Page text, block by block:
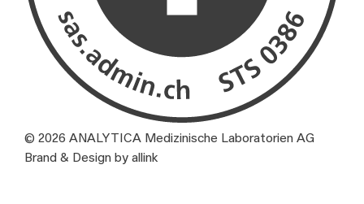
© 2026 ANALYTICA Medizinische Laboratorien AG
Brand & Design by allink